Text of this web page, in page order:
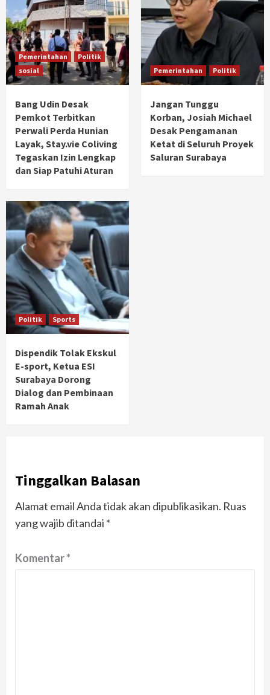
Pemerintahan
Politik
sosial
Bang Udin Desak
Pemkot Terbitkan
Perwali Perda Hunian
Layak, Stay.vie Coliving
Tegaskan Izin Lengkap
dan Siap Patuhi Aturan
Pemerintahan Politik
Jangan Tunggu
Korban, Josiah Michael
Desak Pengamanan
Ketat di Seluruh Proyek
Saluran Surabaya
Politik Sports
Dispendik Tolak Ekskul
E-sport, Ketua ESI
Surabaya Dorong
Dialog dan Pembinaan
Ramah Anak
Tinggalkan Balasan
Alamat email Anda tidak akan dipublikasikan. Ruas
yang wajib ditandai *
Komentar*